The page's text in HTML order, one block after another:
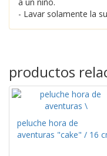
- Lavar solamente la
productos
peluche hora de
aventuras "cake" / 16